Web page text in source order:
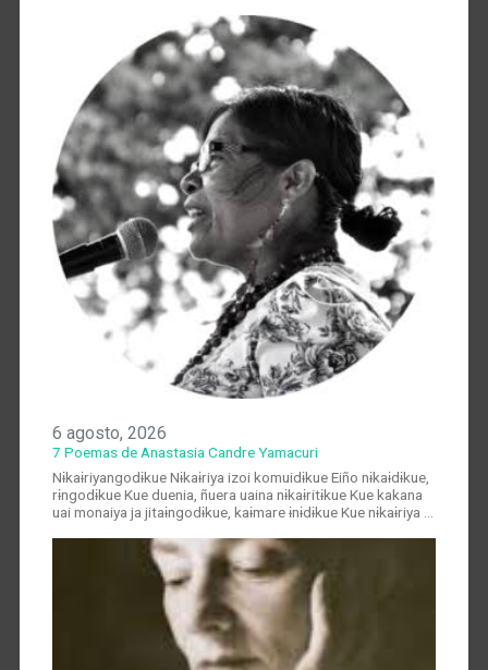
6 agosto, 2026
7 Poemas de Anastasia Candre Yamacuri
Nɨkaɨriyangodɨkue Nɨkaɨriya izoi komuidɨkue Eiño nɨkaɨdɨkue,
rɨngodɨkue Kue duenia, ñuera uaina nɨkaɨritɨkue Kue kakana
uai monaiya ja jitaɨngodɨkue, kaɨmare ɨnɨdɨkue Kue nɨkaɨriya …